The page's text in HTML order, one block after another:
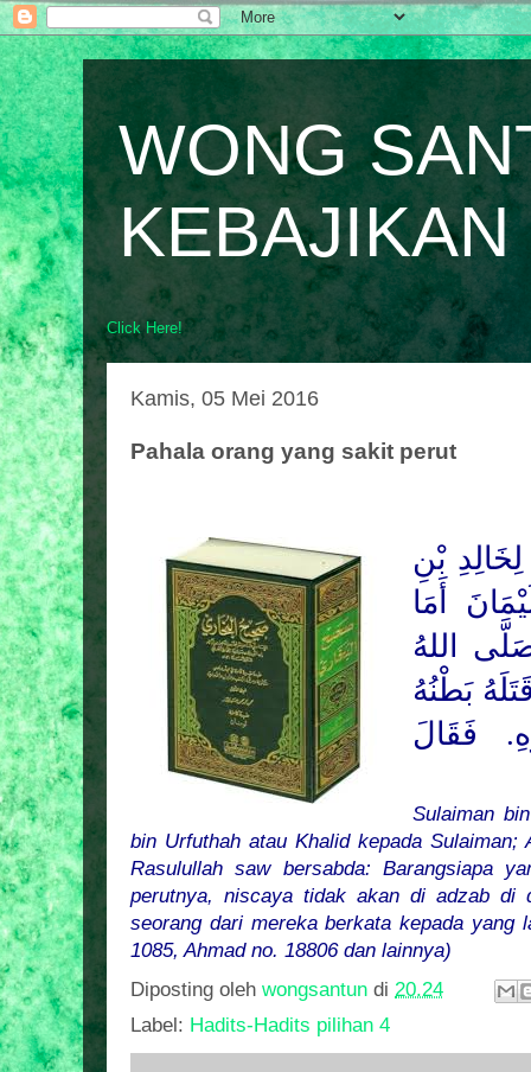
WONG
KEBAJIKAN
Click Here!
Kamis, 05 Mei 2016
Pahala orang yang sakit perut
بْنِ
أَمَا
اللهُ
بَطْنُهُ
فَقَالَ
Sulaiman
bin Urfuthah atau Khalid kepada Sulaiman;
Rasulullah saw bersabda: Barangsiapa
perutnya, niscaya tidak akan di adzab di
seorang dari mereka berkata kepada yang
1085, Ahmad no. 18806 dan lainnya)
Diposting oleh wongsantun di 20.24
Label: Hadits-Hadits pilihan 4